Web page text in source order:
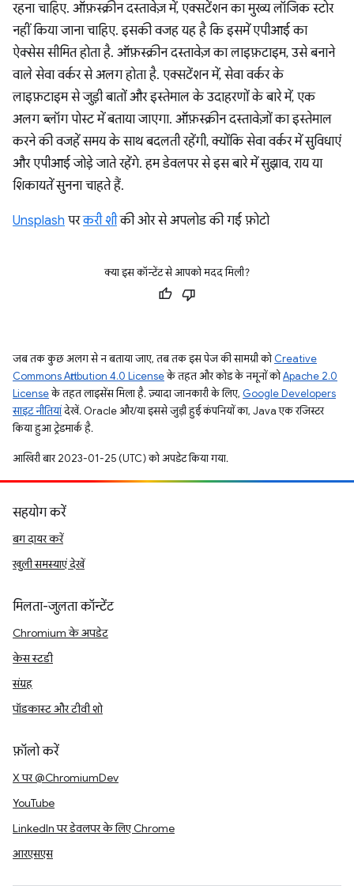
रहना चाहिए. ऑफ़स्क्रीन दस्तावेज़ में, एक्सटेंशन का मुख्य लॉजिक स्टोर
नहीं किया जाना चाहिए. इसकी वजह यह है कि इसमें एपीआई का
ऐक्सेस सीमित होता है. ऑफ़स्क्रीन दस्तावेज़ का लाइफ़टाइम, उसे बनाने
वाले सेवा वर्कर से अलग होता है. एक्सटेंशन में, सेवा वर्कर के
लाइफ़टाइम से जुड़ी बातों और इस्तेमाल के उदाहरणों के बारे में, एक
अलग ब्लॉग पोस्ट में बताया जाएगा. ऑफ़स्क्रीन दस्तावेज़ों का इस्तेमाल
करने की वजहें समय के साथ बदलती रहेंगी, क्योंकि सेवा वर्कर में सुविधाएं
और एपीआई जोड़े जाते रहेंगे. हम डेवलपर से इस बारे में सुझाव, राय या
शिकायतें सुनना चाहते हैं.
Unsplash परकरी शीकी ओर से अपलोड की गई फ़ोटो
क्या इस कॉन्टेंट से आपको मदद मिली?
जब तक कुछ अलग से न बताया जाए, तब तक इस पेज की सामग्री कोCreative
Commons Attribution 4.0 Licenseके तहत और कोड के नमूनों कोApache 2.0
Licenseके तहत लाइसेंस मिला है. ज़्यादा जानकारी के लिए, Google Developers
साइट नीतियांदेखें. Oracle और/या इससे जुड़ी हुई कंपनियों का, Java एक रजिस्टर
किया हुआ ट्रेडमार्क है.
आखिरी बार 2023-01-25 (UTC) को अपडेट किया गया.
सहयोग करें
बग दायर करें
खुली समस्याएं देखें
मिलता-जुलता कॉन्टेंट
Chromium के अपडेट
केस स्टडी
संग्रह
पॉडकास्ट और टीवी शो
फ़ॉलो करें
X पर @ChromiumDev
YouTube
LinkedIn पर डेवलपर के लिए Chrome
आरएसएस